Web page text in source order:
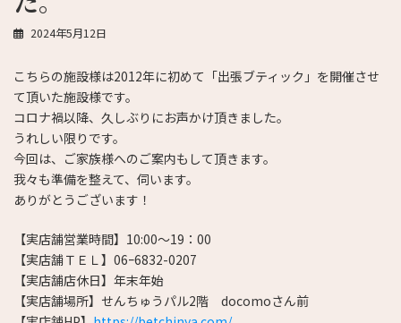
2024年5月12日
こちらの施設様は2012年に初めて「出張ブティック」を開催させ
て頂いた施設様です。
コロナ禍以降、久しぶりにお声かけ頂きました。
うれしい限りです。
今回は、ご家族様へのご案内もして頂きます。
我々も準備を整えて、伺います。
ありがとうございます！
【実店舗営業時間】10:00～19：00
【実店舗ＴＥＬ】06ｰ6832-0207
【実店舗店休日】年末年始
【実店舗場所】せんちゅうパル2階 docomoさん前